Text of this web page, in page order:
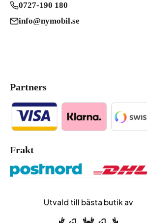
0727-190 180
info@nymobil.se
Partners
Frakt
Utvald till bästa butik av